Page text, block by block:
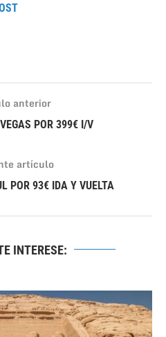
anterior
POR 399€ I/V
artículo
POR 93€ IDA Y VUELTA
INTERESE: